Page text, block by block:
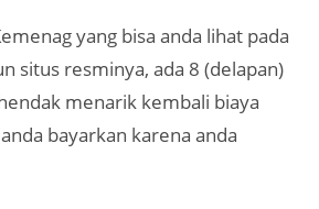
yang bisa anda lihat pada
situs resminya, ada 8 (delapan)
menarik kembali biaya
bayarkan karena anda